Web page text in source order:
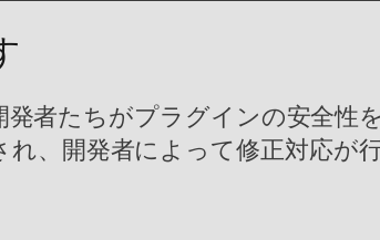
者たちがプラグインの安全性
、開発者によって修正対応が